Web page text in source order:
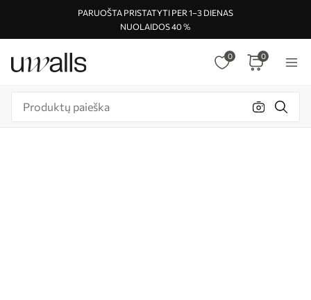
PARUOŠTA PRISTATYTI PER 1–3 DIENAS
NUOLAIDOS 40 %
0 0